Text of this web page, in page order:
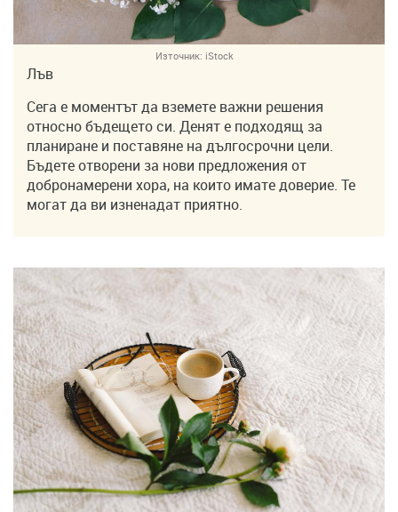
Източник: iStock
Лъв
Сега е моментът да вземете важни решения
относно бъдещето си. Денят е подходящ за
планиране и поставяне на дългосрочни цели.
Бъдете отворени за нови предложения от
добронамерени хора, на които имате доверие. Те
могат да ви изненадат приятно.